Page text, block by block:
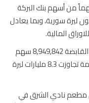
اشترت 592,250 سهماً من أسهم بنك البركة
بقيمة ناهزت 841 مليون ليرة سورية، وبما يعادل
وفي مطلع كانون الأول 2018، اشترت أمان القابضة 8,949,842 سهم
من أسهم بنك سورية الدولي الإسلامي، بقيمة تجاوزت 8.3 مليارات ليرة
نادي الشرق في